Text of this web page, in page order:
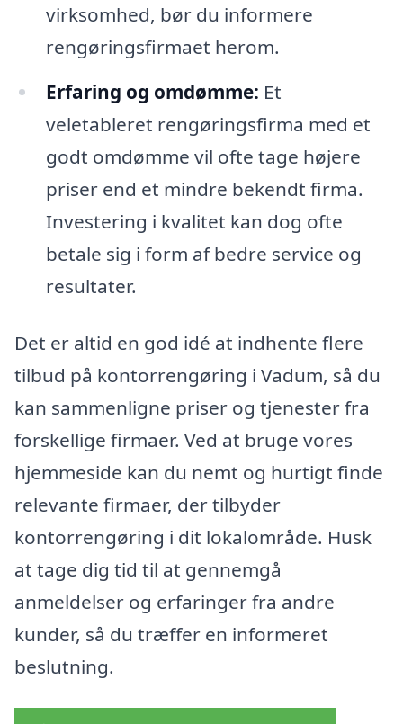
virksomhed, bør du informere
rengøringsfirmaet herom.
Erfaring og omdømme: Et
veletableret rengøringsfirma med et
godt omdømme vil ofte tage højere
priser end et mindre bekendt firma.
Investering i kvalitet kan dog ofte
betale sig i form af bedre service og
resultater.
Det er altid en god idé at indhente flere
tilbud på kontorrengøring i Vadum, så du
kan sammenligne priser og tjenester fra
forskellige firmaer. Ved at bruge vores
hjemmeside kan du nemt og hurtigt finde
relevante firmaer, der tilbyder
kontorrengøring i dit lokalområde. Husk
at tage dig tid til at gennemgå
anmeldelser og erfaringer fra andre
kunder, så du træffer en informeret
beslutning.